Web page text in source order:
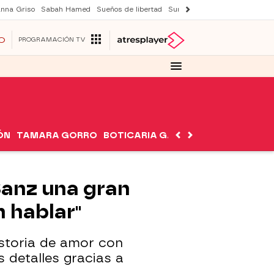
Griso Sabah Hamed Sueños de libertad Suri y Tom Cruise
PROGRAMACIÓN TV
TAMARA GORRO BOTICARIA GARCÍA
una gran
hablar"
de amor con
detalles gracias a